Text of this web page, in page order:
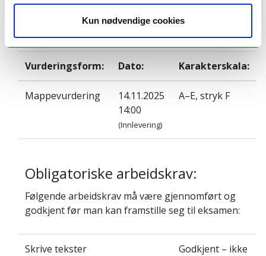
Kun nødvendige cookies
Eksamen
Vurderingsform: Dato: Karakterskala:
Mappevurdering
14.11.2025
14:00
(Innlevering)
A–E, stryk F
Obligatoriske arbeidskrav:
Følgende arbeidskrav må være gjennomført og
godkjent før man kan framstille seg til eksamen:
Skrive tekster
Godkjent – ikke